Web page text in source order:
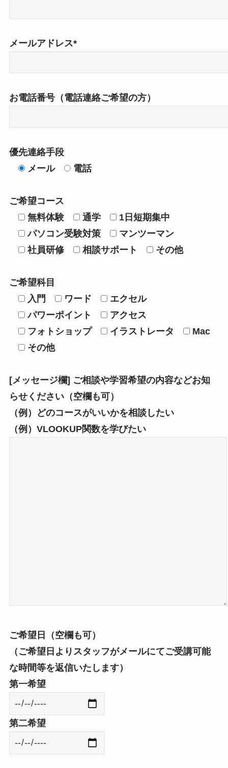
メールアドレス*
お電話番号（電話連絡ご希望の方）
優先連絡手段
メール
電話
ご希望コース
無料体験
通学
1日短期集中
パソコン受験対策
マンツーマン
社員研修
相談サポート その他
ご希望科目
入門
ワード
エクセル
パワーポイント
アクセス
フォトショップ
イラストレータ
Mac
その他
[メッセージ欄] ご相談や学習希望の内容などお知
らせください（空欄も可）
（例）どのコースがいいかを相談したい
（例）VLOOKUP関数を学びたい
ご希望日（空欄も可）
（ご希望日よりスタッフがメールにてご受講可能
な時間等を返信いたします）
第一希望
第二希望